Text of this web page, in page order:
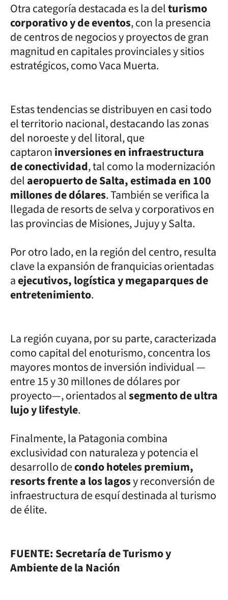
Otra categoría destacada es la delturismo
corporativo y de eventos, con la presencia
de centros de negocios y proyectos de gran
magnitud en capitales provinciales y sitios
estratégicos, como Vaca Muerta.
Estas tendencias se distribuyen en casi todo
el territorio nacional, destacando las zonas
del noroeste y del litoral, que
captaroninversiones en infraestructura
de conectividad, tal como la modernización
delaeropuerto de Salta, estimada en 100
millones de dólares. También se verifica la
llegada de resorts de selva y corporativos en
las provincias de Misiones, Jujuy y Salta.
Por otro lado, en la región del centro, resulta
clave la expansión de franquicias orientadas
aejecutivos, logística y megaparques de
entretenimiento.
La región cuyana, por su parte, caracterizada
como capital del enoturismo, concentra los
mayores montos de inversión individual —
entre 15 y 30 millones de dólares por
proyecto—, orientados alsegmento de ultra
lujo y lifestyle.
Finalmente, la Patagonia combina
exclusividad con naturaleza y potencia el
desarrollo decondo hoteles premium,
resorts frente a los lagosy reconversión de
infraestructura de esquí destinada al turismo
de élite.
FUENTE: Secretaría de Turismo y
Ambiente de la Nación